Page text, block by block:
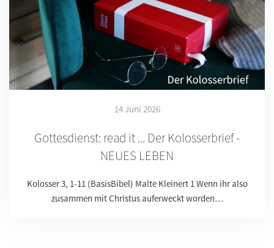
14 Juni 2026
Gottesdienst: read it ... Der Kolosserbrief -
NEUES LEBEN
Kolosser 3, 1-11 (BasisBibel) Malte Kleinert 1 Wenn ihr also
zusammen mit Christus auferweckt worden…